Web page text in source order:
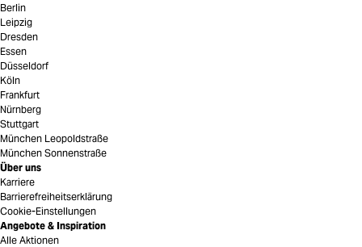
Berlin
Leipzig
Dresden
Essen
Düsseldorf
Köln
Frankfurt
Nürnberg
Stuttgart
München Leopoldstraße
München Sonnenstraße
Über uns
Karriere
Barrierefreiheitserklärung
Cookie-Einstellungen
Angebote & Inspiration
Alle Aktionen